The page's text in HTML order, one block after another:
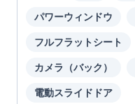
パワーウィンドウ
フルフラットシート
カメラ（バック）
電動スライドドア